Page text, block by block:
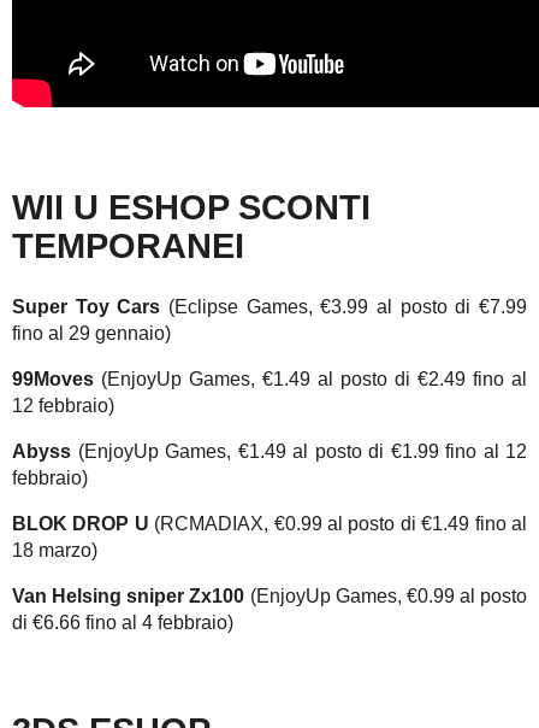
WII U ESHOP SCONTI
TEMPORANEI
Super Toy Cars (Eclipse Games, €3.99 al posto di €7.99
fino al 29 gennaio)
99Moves (EnjoyUp Games, €1.49 al posto di €2.49 fino al
12 febbraio)
Abyss (EnjoyUp Games, €1.49 al posto di €1.99 fino al 12
febbraio)
BLOK DROP U (RCMADIAX, €0.99 al posto di €1.49 fino al
18 marzo)
Van Helsing sniper Zx100 (EnjoyUp Games, €0.99 al posto
di €6.66 fino al 4 febbraio)